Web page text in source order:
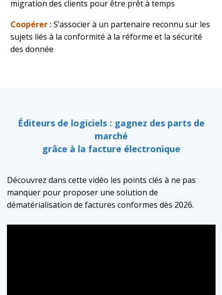
migration des clients pour être prêt à temps
Coopérer :S’associer à un partenaire reconnu sur les
sujets liés à la conformité à la réforme et la sécurité
des donnée
Éditeurs de logiciels : gagnez des parts de
marché
grâce à la facture électronique
Découvrez dans cette vidéo les points clés à ne pas
manquer pour proposer une solution de
dématérialisation de factures conformes dès 2026.